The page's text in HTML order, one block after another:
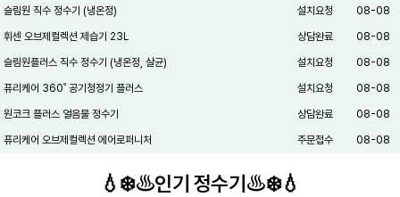
슬림원 직수 정수기 (냉온정) 설치요청 08-08
휘센 오브제컬렉션 제습기 23L 상담완료 08-08
슬림원플러스 직수 정수기 (냉온정, 살균) 설치요청 08-08
퓨리케어 360˚ 공기청정기 플러스 설치요청 08-08
원코크 플러스 얼음물 정수기 상담완료 08-08
퓨리케어 오브제컬렉션 에어로퍼니처 주문접수 08-08
💧❄️♨️인기 정수기♨️❄️💧